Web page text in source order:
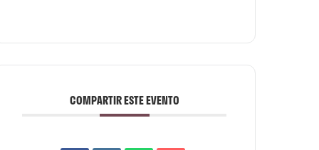
COMPARTIR ESTE EVENTO